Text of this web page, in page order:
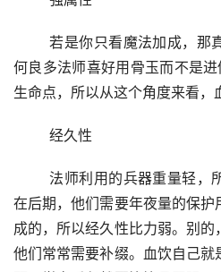
	若是你只看魔法加成，那真的比骨玉勤学。这就是为
何良多法师喜好用骨玉而不是
生命点，所以从这个角度来看，
	经久性
在后期，他们需要年夜量的保
成的，所以经久性比力弱。别
他们常常需要补缀。血饮自己